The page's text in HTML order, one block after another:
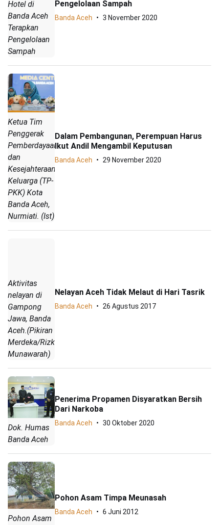
Hotel di
Banda Aceh
Terapkan
Pengelolaan
Sampah
Pengelolaan Sampah
Banda Aceh 3 November 2020
Ketua Tim
Penggerak
Pemberdayaan
dan
Kesejahteraan
Keluarga (TP-
PKK) Kota
Banda Aceh,
Nurmiati. (Ist)
Dalam Pembangunan, Perempuan Harus
Ikut Andil Mengambil Keputusan
Banda Aceh 29 November 2020
Aktivitas
nelayan di
Gampong
Jawa, Banda
Aceh.(Pikiran
Merdeka/Rizka
Munawarah)
Nelayan Aceh Tidak Melaut di Hari Tasrik
Banda Aceh 26 Agustus 2017
Dok. Humas
Banda Aceh
Penerima Propamen Disyaratkan Bersih
Dari Narkoba
Banda Aceh 30 Oktober 2020
Pohon Asam
Pohon Asam Timpa Meunasah
Banda Aceh 6 Juni 2012